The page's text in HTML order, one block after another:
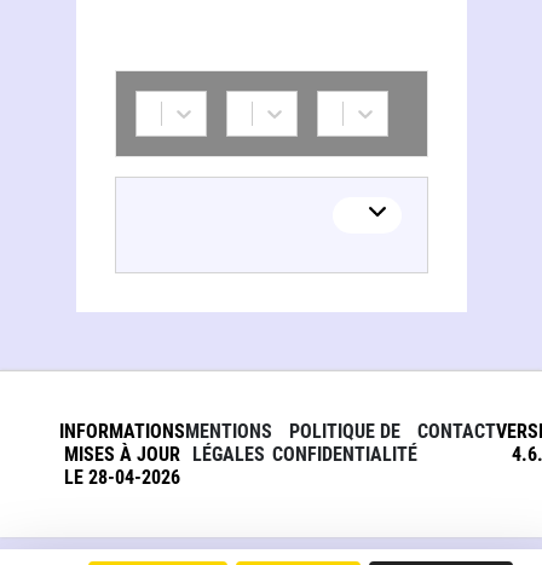
INFORMATIONS
MISES À JOUR
LE 28-04-2026
MENTIONS
LÉGALES
POLITIQUE DE
CONFIDENTIALITÉ
CONTACT